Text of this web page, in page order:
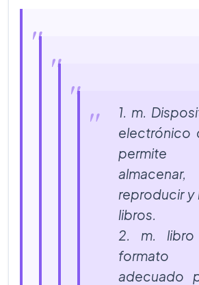
1. m.
electrónico
permite
almacenar,
reproducir y
libros.
2. m.
formato
adecuado